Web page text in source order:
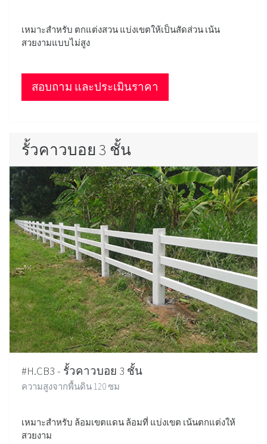
เหมาะสำหรับ ตกแต่งสวน แบ่งเขตให้เป็นสัดส่วน เน้น
สวยงามแบบไม่สูง
สอบถาม และประเมินราคา
รั้วคาวบอย 3 ชั้น
#H.CB3 - รั้วคาวบอย 3 ชั้น
ความสูงจากพื้นดิน 120 ซม
เหมาะสำหรับ ล้อมเขตแดน ล้อมที่ แบ่งเขต เน้นตกแต่งให้
สวยงาม